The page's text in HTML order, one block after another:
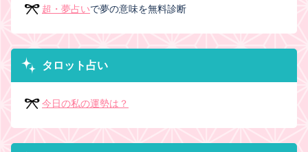
超・夢占いで夢の意味を無料診断
タロット占い
今日の私の運勢は？